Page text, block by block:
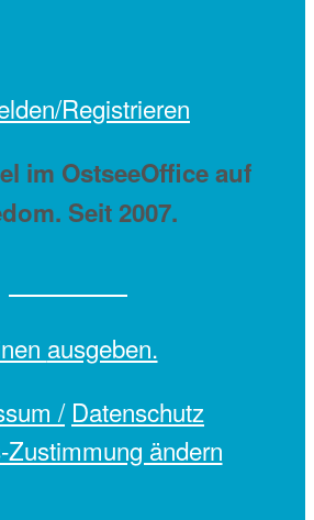
Registrieren
im OstseeOffice auf
Seit 2007.
ausgeben.
/ Datenschutz
Zustimmung ändern